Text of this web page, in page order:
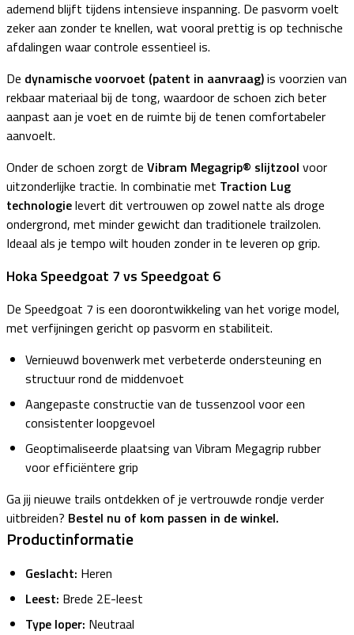
ademend blijft tijdens intensieve inspanning. De pasvorm voelt
zeker aan zonder te knellen, wat vooral prettig is op technische
afdalingen waar controle essentieel is.
De dynamische voorvoet (patent in aanvraag)is voorzien van
rekbaar materiaal bij de tong, waardoor de schoen zich beter
aanpast aan je voet en de ruimte bij de tenen comfortabeler
aanvoelt.
Onder de schoen zorgt de Vibram Megagrip® slijtzool voor
uitzonderlijke tractie. In combinatie met Traction Lug
technologielevert dit vertrouwen op zowel natte als droge
ondergrond, met minder gewicht dan traditionele trailzolen.
Ideaal als je tempo wilt houden zonder in te leveren op grip.
Hoka Speedgoat 7 vs Speedgoat 6
De Speedgoat 7 is een doorontwikkeling van het vorige model,
met verfijningen gericht op pasvorm en stabiliteit.
Vernieuwd bovenwerk met verbeterde ondersteuning en
structuur rond de middenvoet
Aangepaste constructie van de tussenzool voor een
consistenter loopgevoel
Geoptimaliseerde plaatsing van Vibram Megagrip rubber
voor efficiëntere grip
Ga jij nieuwe trails ontdekken of je vertrouwde rondje verder
uitbreiden? Bestel nu of kom passen in de winkel.
Productinformatie
Geslacht: Heren
Leest: Brede 2E-leest
Type loper: Neutraal